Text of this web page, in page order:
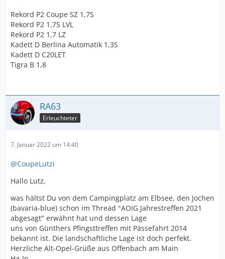
Rekord P2 Coupe SZ 1,7S
Rekord P2 1,7S LVL
Rekord P2 1,7 LZ
Kadett D Berlina Automatik 1,3S
Kadett D C20LET
Tigra B 1,8
RA63
Erleuchteter
7. Januar 2022 um 14:40
@CoupeLutzi
Hallo Lutz,
was hältst Du von dem Campingplatz am Elbsee, den Jochen
(bavaria-blue) schon im Thread "AOIG Jahrestreffen 2021
abgesagt" erwähnt hat und dessen Lage
uns von Günthers Pfingsttreffen mit Pässefahrt 2014
bekannt ist. Die landschaftliche Lage ist doch perfekt.
Herzliche Alt-Opel-Grüße aus Offenbach am Main